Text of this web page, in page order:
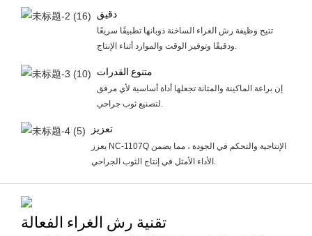
دقيق
تتيح وظيفة رش الغراء الساخنة ذوبانها تطبيقًا سريعًا
ودقيقًا وتوفير الوقت والموارد أثناء الإنتاج.
متنوع القدرات
إن براعة الماكينة والمتانة تجعلها أداة أساسية لأي مرفق
تعزيز
يعزز NC-1107Q الإنتاجية والتحكم في الجودة ، مما يضمن
تقنية رش الغراء الفعالة